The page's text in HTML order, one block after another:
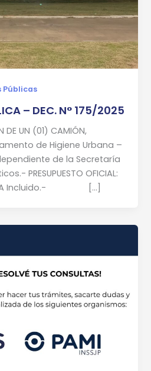
Públicas
– DEC. N° 175/2025
DE UN (01) CAMIÓN,
de Higiene Urbana –
de la Secretaría
PRESUPUESTO OFICIAL:
– IVA Incluido.- […]